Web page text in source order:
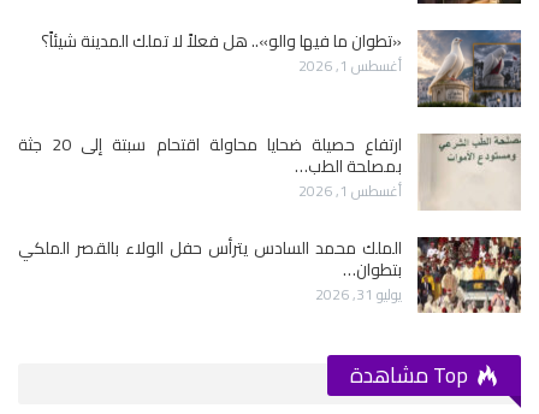
«تطوان ما فيها والو».. هل فعلاً لا تملك المدينة شيئاً؟
أغسطس 1, 2026
ارتفاع حصيلة ضحايا محاولة اقتحام سبتة إلى 20 جثة
بمصلحة الطب…
أغسطس 1, 2026
الملك محمد السادس يترأس حفل الولاء بالقصر الملكي
بتطوان…
يوليو 31, 2026